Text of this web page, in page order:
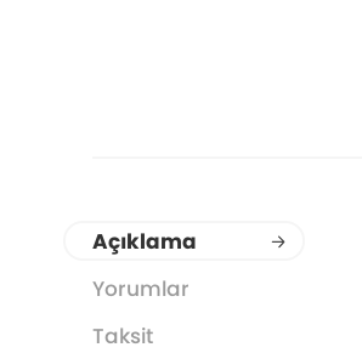
Açıklama
Yorumlar
Taksit